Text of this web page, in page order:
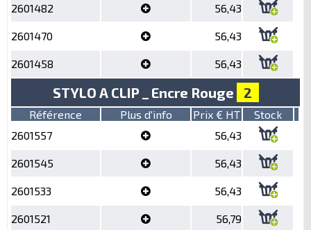
2601482 56,43
2601470 56,43
2601458 56,43
STYLO A CLIP _ Encre Rouge 2
Référence Plus d'info Prix € HT
Stock
2601557
56,43
2601545 56,43
2601533 56,43
2601521 56,79